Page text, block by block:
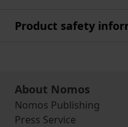
Product safety
About Nomos
Nomos Publishing
Press Service